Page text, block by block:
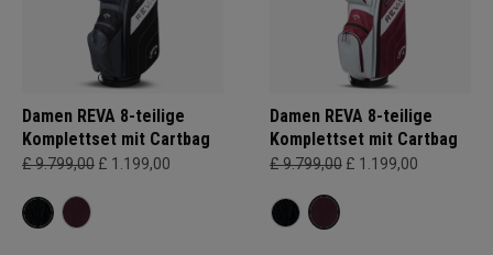
Damen REVA 8-teilige
Komplettset mit Cartbag
£ 9.799,00 £ 1.199,00
Damen REVA 8-teilige
Komplettset mit Cartbag
£ 9.799,00 £ 1.199,00